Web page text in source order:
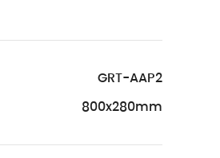
GRT-AAP2
800x280mm